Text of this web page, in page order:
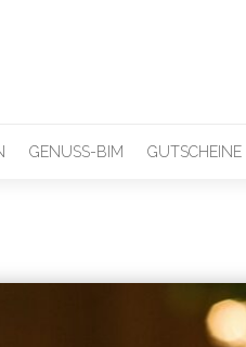
GENUSS-BIM GUTSCHEINE